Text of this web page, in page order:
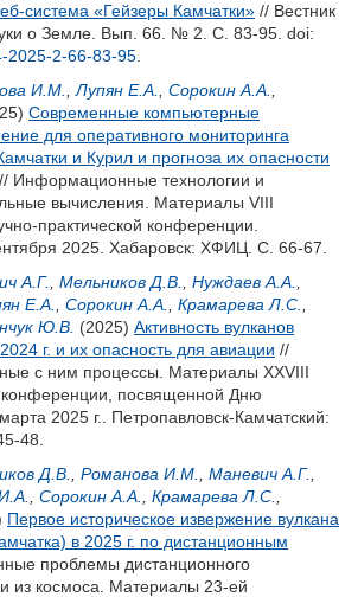
система «Гейзеры Камчатки» // Вестник
о Земле. Вып. 66. № 2. С. 83-95. doi:
2025-2-66-83-95
И.М. Лупян Е.А. Сорокин А.А.
Современные компьютерные
для оперативного мониторинга
и Курил и прогноза их опасности
// Информационные технологии и
вычисления. Материалы VIII
практической конференции.
2025. Хабаровск: ХФИЦ. С. 66-67.
А.Г. Мельников Д.В. Нуждаев А.А.
Е.А. Сорокин А.А. Крамарева Л.С.
Ю.В. (2025) Активность вулканов
г. и их опасность для авиации //
с ним процессы. Материалы XXVIII
конференции, посвященной Дню
2025 г.. Петропавловск-Камчатский:
48.
Д.В. Романова И.М. Маневич А.Г.
Сорокин А.А. Крамарева Л.С.
Первое историческое извержение вулкана
в 2025 г. по дистанционным
проблемы дистанционного
из космоса. Материалы 23-ей